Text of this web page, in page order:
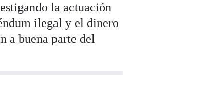
la actuación
ilegal y el dinero
a buena parte del